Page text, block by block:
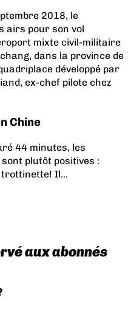
2018, le
airs pour son vol
mixte civil-militaire
dans la province de
développé par
ex-chef pilote chez
Chine
44 minutes, les
plutôt positives :
trottinette! Il...
aux abonnés